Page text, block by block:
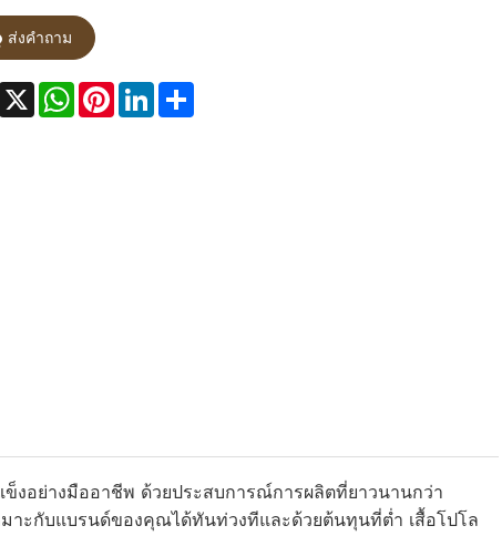
ส่งคำถาม
X WhatsApp
PinterestLinkedInShare
ข็งอย่างมืออาชีพ ด้วยประสบการณ์การผลิตที่ยาวนานกว่า
มาะกับแบรนด์ของคุณได้ทันท่วงทีและด้วยต้นทุนที่ต่ำ เสื้อโปโล